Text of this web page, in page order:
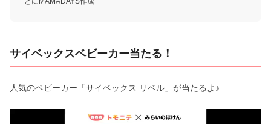
サイベックスベビーカー当たる！
人気のベビーカー「サイベックス リベル」が当たるよ♪